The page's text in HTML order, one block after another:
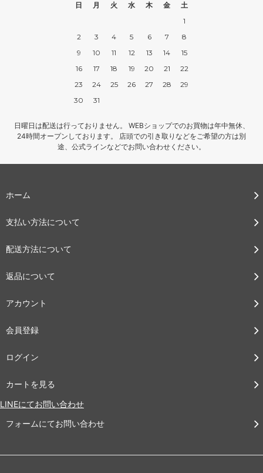
日
月 火 水 木 金
土
1
2
3 4 5 6 7
8
9
10 11 12 13 14
15
16
17 18 19 20 21
22
23
24 25 26 27 28
29
30
31
日曜日は配送は行っておりません。 WEBショップでのお買物は年中無休、
24時間オープンしております。 店頭での引き取りなどをご希望の方は別
途、公式ラインなどでお問い合わせください。
ホーム
支払い方法について
配送方法について
返品について
アカウント
会員登録
ログイン
カートを見る
LINEにてお問い合わせ
フォームにてお問い合わせ